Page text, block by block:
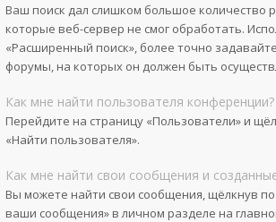
Ваш поиск дал слишком большое количество
которые веб-сервер не смог обработать.
«Расширенный поиск», более точно
форумы, на которых он должен быть
Как мне найти пользователя конференции?
Перейдите на страницу «Пользователи» и
«Найти пользователя».
Как мне найти свои сообщения и
Вы можете найти свои сообщения, щёлкнув по
ваши сообщения» в личном разделе на